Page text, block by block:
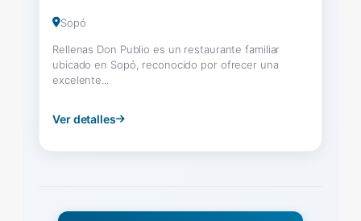
Sopó
Rellenas Don Publio es un restaurante familiar
ubicado en Sopó, reconocido por ofrecer una
excelente...
Ver detalles